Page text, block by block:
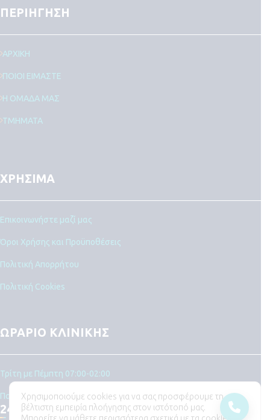
ΠΕΡΙΗΓΗΣΗ
ΑΡΧΙΚΗ
ΠΟΙΟΙ ΕΙΜΑΣΤΕ
Η ΟΜΑΔΑ ΜΑΣ
ΤΜΗΜΑΤΑ
ΧΡΗΣΙΜΑ
Επικοινωνήστε μαζί μας
Όροι Χρήσης και Προϋποθέσεις
Πολιτική Απορρήτου
Πολιτική Cookies
ΩΡΑΡΙΟ ΚΛΙΝΙΚΗΣ
Τρίτη με Πέμπτη 07:00-02:00
Παρασκευή, Σάββατο, Κυριακή, Δευτέρα
24ωρη εφημερία
Χρησιμοποιούμε cookies για να σας προσφέρουμε τη
βέλτιστη εμπειρία πλοήγησης στον ιστότοπό μας.